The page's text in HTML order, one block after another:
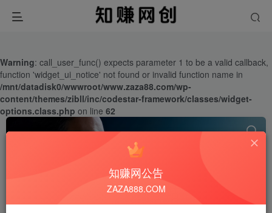
Warning: call_user_func() expects parameter 1 to be a valid callback,
function 'widget_ui_notice' not found or invalid function name in
/mnt/datadisk0/wwwroot/www.zaza88.com/wp-
content/themes/zibll/inc/codestar-framework/classes/widget-
options.class.php on line 62
知赚网公告
ZAZA888.COM